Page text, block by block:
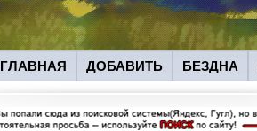
ГЛАВНАЯ ДОБАВИТЬ БЕЗДНА